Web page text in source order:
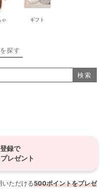
ゃ ギフト
探す
検索
録で
レゼント
いただける500ポイントをプレゼ